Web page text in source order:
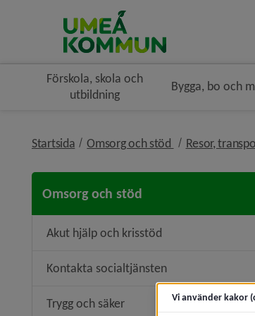
Förskola, skola och
utbildning
Bygga, bo och
Startsida Omsorg och stöd nivå i
Resor,
Omsorg och stöd
Akut hjälp och krisstöd
Kontakta socialtjänsten
Trygg och säker Vi använder kakor